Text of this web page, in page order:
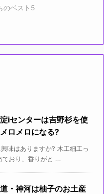
のベスト5
iセンターは吉野杉を使
ロメロになる?
味はありますか? 木工細工っ
ており、香りがと ...
・神河は柚子のお土産